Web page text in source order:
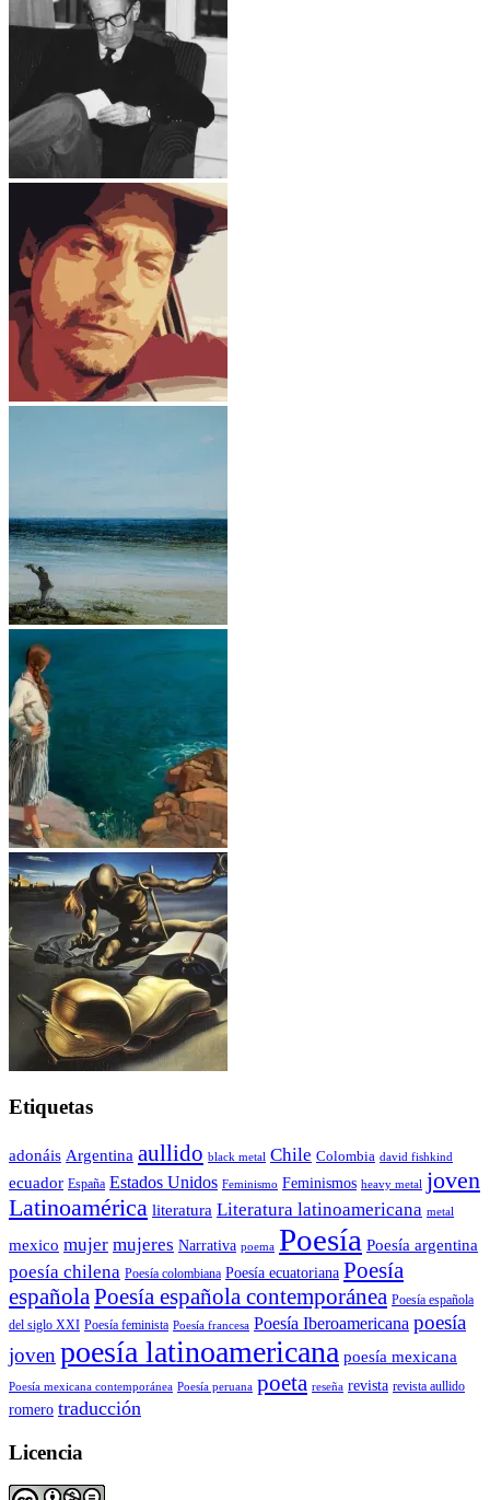
Etiquetas
adonáis Argentina aullido black metal Chile Colombia david fishkind
ecuador España Estados Unidos Feminismo Feminismos heavy metal joven
Latinoamérica literatura Literatura latinoamericana metal
mexico mujer mujeres Narrativa poema Poesía Poesía argentina
poesía chilena Poesía colombiana Poesía ecuatoriana Poesía
española Poesía española contemporánea Poesía española
del siglo XXI Poesía feminista Poesía francesa Poesía Iberoamericana poesía
joven poesía latinoamericana poesía mexicana
Poesía mexicana contemporánea Poesía peruana poeta reseña revista revista aullido
romero traducción
Licencia